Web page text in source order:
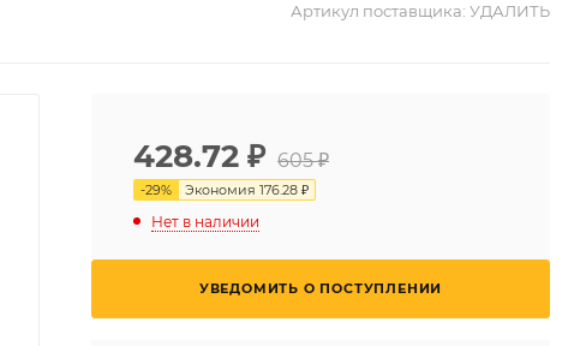
Артикул поставщика: УДАЛИТЬ
428.72 ₽ 605 ₽
-29% Экономия 176.28 ₽
Нет в наличии
УВЕДОМИТЬ О ПОСТУПЛЕНИИ